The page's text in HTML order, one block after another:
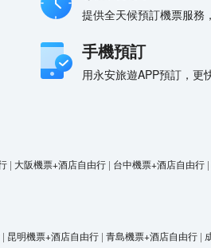
提供全天候預訂機票服務
手機預訂
用永安旅遊APP預訂，更
| 大阪機票+酒店自由行 | 台中機票+酒店自由行 |
| 昆明機票+酒店自由行 | 青島機票+酒店自由行 |